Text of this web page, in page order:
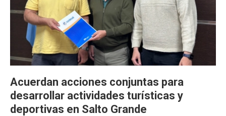
Acuerdan acciones conjuntas para
desarrollar actividades turísticas y
deportivas en Salto Grande